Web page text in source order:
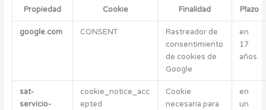
Propiedad Cookie Finalidad Plazo
google.com CONSENT
Rastreador de
consentimiento
de cookies de
Google
en
17
años
sat-
servicio-
cookie_notice_acc
epted
Cookie
necesaria para
en
un